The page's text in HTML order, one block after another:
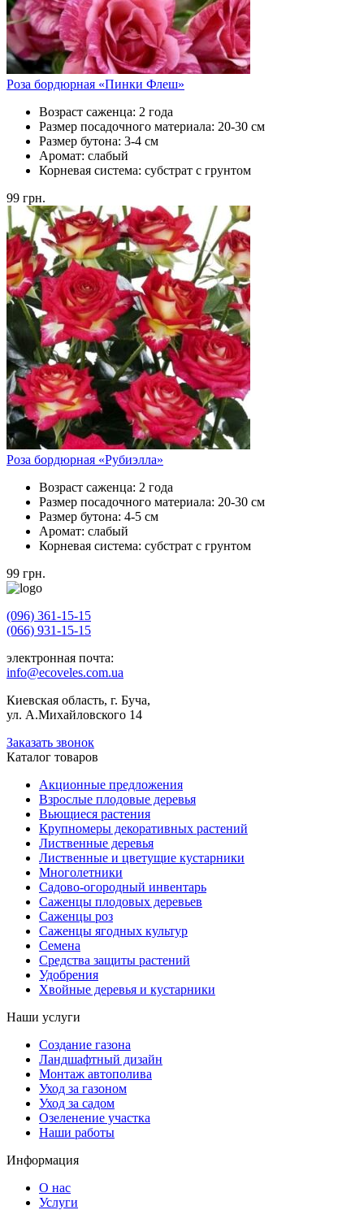
Роза бордюрная «Пинки Флеш»
Возраст саженца: 2 года
Размер посадочного материала: 20-30 см
Размер бутона: 3-4 см
Аромат: слабый
Корневая система: субстрат с грунтом
99 грн.
Роза бордюрная «Рубиэлла»
Возраст саженца: 2 года
Размер посадочного материала: 20-30 см
Размер бутона: 4-5 см
Аромат: слабый
Корневая система: субстрат с грунтом
99 грн.
(096) 361-15-15
(066) 931-15-15
электронная почта:
info@ecoveles.com.ua
Киевская область, г. Буча,
ул. А.Михайловского 14
Заказать звонок
Каталог товаров
Акционные предложения
Взрослые плодовые деревья
Вьющиеся растения
Крупномеры декоративных растений
Лиственные деревья
Лиственные и цветущие кустарники
Многолетники
Садово-огородный инвентарь
Саженцы плодовых деревьев
Саженцы роз
Саженцы ягодных культур
Семена
Средства защиты растений
Удобрения
Хвойные деревья и кустарники
Наши услуги
Создание газона
Ландшафтный дизайн
Монтаж автополива
Уход за газоном
Уход за садом
Озеленение участка
Наши работы
Информация
О нас
Услуги